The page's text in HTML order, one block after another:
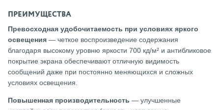
ПРЕИМУЩЕСТВА
Превосходная удобочитаемость при условиях яркого
освещения — четкое воспроизведение содержания
благодаря высокому уровню яркости 700 кд/м² и антибликовое
покрытие экрана обеспечивают отличную видимость
сообщений даже при постоянно меняющихся и сложных
условиях освещения.
Повышенная производительность — улучшенные